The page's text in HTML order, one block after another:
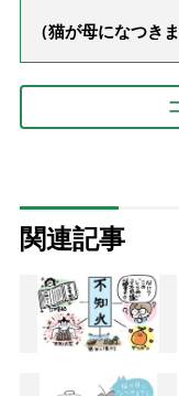
（猫が母になつき
関連記事